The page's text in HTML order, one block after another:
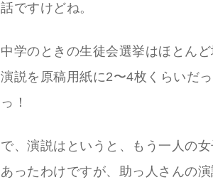
話ですけどね。
中学のときの生徒会選挙はほとん
演説を原稿用紙に2〜4枚くらいだ
っ！
で、演説はというと、もう一人の
あったわけですが、助っ人さん